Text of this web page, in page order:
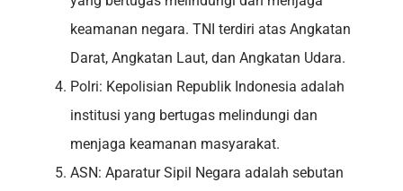
keamanan negara. TNI terdiri atas Angkatan
Darat, Angkatan Laut, dan Angkatan Udara.
Polri: Kepolisian Republik Indonesia adalah
institusi yang bertugas melindungi dan
menjaga keamanan masyarakat.
ASN: Aparatur Sipil Negara adalah sebutan